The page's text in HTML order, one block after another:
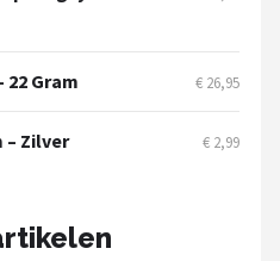
Gram € 26,95
– Zilver € 2,99